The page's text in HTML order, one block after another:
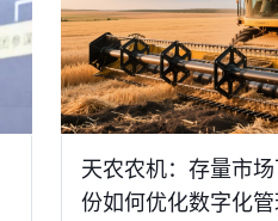
天农农机：存量市
份如何优化数字化管